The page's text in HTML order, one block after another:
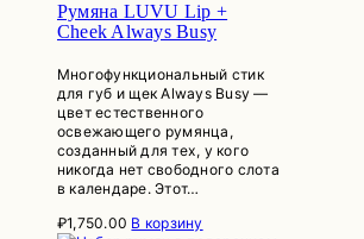
Румяна LUVU Lip +
Cheek Always Busy
Многофункциональный стик
для губ и щек Always Busy —
цвет естественного
освежающего румянца,
созданный для тех, у кого
никогда нет свободного слота
в календаре. Этот…
₽1,750.00 В корзину